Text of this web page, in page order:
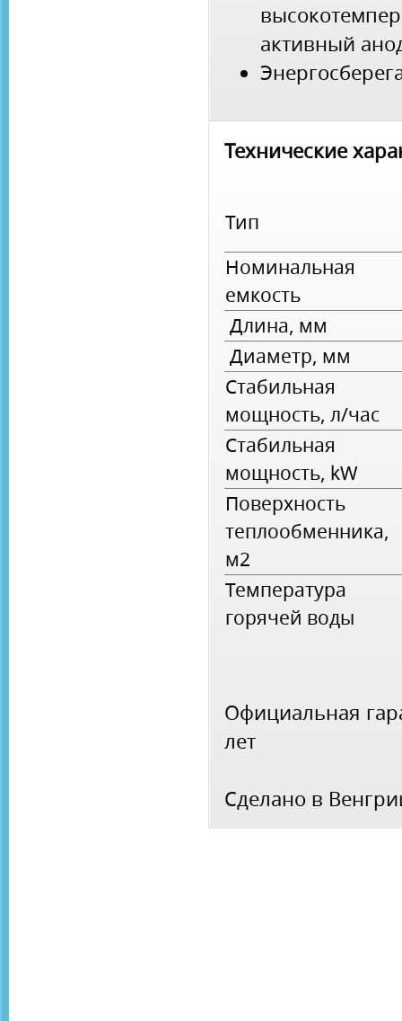
активный
Технические
Тип
Номинальная
емкость
Длина, мм
Диаметр, мм
Стабильная
мощность, л/час
Стабильная
мощность, kW
Поверхность
теплообменника,
м2
Температура
горячей воды
Официальная
лет
Сделано в